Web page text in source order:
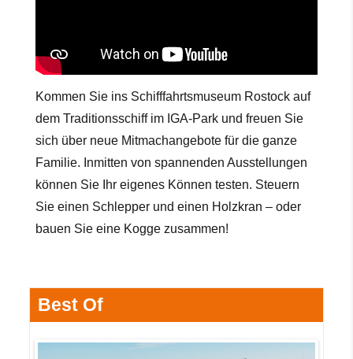
Kommen Sie ins Schifffahrtsmuseum Rostock auf
dem Traditionsschiff im IGA-Park und freuen Sie
sich über neue Mitmachangebote für die ganze
Familie. Inmitten von spannenden Ausstellungen
können Sie Ihr eigenes Können testen. Steuern
Sie einen Schlepper und einen Holzkran – oder
bauen Sie eine Kogge zusammen!
Best Of